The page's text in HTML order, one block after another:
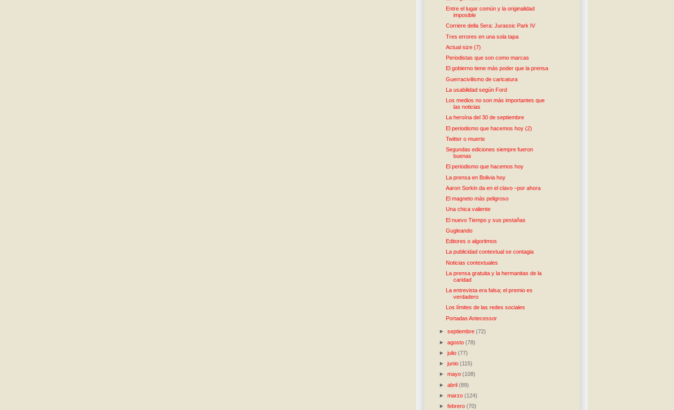
Entre el lugar común y la originalidad
imposible
Corriere della Sera: Jurassic Park IV
Tres errores en una sola tapa
Actual size (7)
Periodistas que son como marcas
El gobierno tiene más poder que la prensa
Guerracivilismo de caricatura
La usabilidad según Ford
Los medios no son más importantes que
las noticias
La heroína del 30 de septiembre
El periodismo que hacemos hoy (2)
Twitter o muerte
Segundas ediciones siempre fueron
buenas
El periodismo que hacemos hoy
La prensa en Bolivia hoy
Aaron Sorkin da en el clavo –por ahora
El magneto más peligroso
Una chica valiente
El nuevo Tiempo y sus pestañas
Gugleando
Editores o algoritmos
La publicidad contextual se contagia
Noticias contextuales
La prensa gratuita y la hermanitas de la
caridad
La entrevista era falsa; el premio es
verdadero
Los límites de las redes sociales
Portadas Antecessor
►septiembre(72)
►agosto(78)
►julio(77)
►junio(115)
►mayo(108)
►abril(89)
►marzo(124)
►febrero(70)